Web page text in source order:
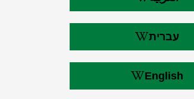
עברית
English